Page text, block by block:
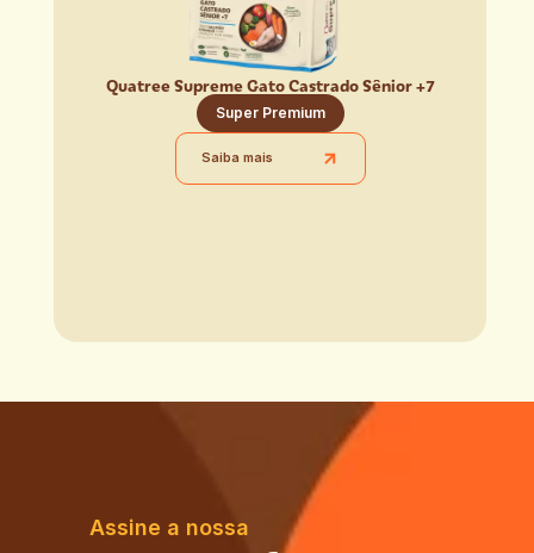
Quatree Supreme Gato Castrado Sênior +7
Super Premium
Saiba mais
Assine a nossa